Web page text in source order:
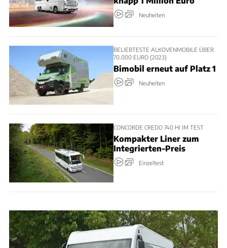
Neuheiten
BELIEBTESTE ALKOVENMOBILE ÜBER
70.000 EURO (2023)
Bimobil erneut auf Platz 1
Neuheiten
CONCORDE CREDO 740 HI IM TEST
Kompakter Liner zum
Integrierten-Preis
Einzeltest